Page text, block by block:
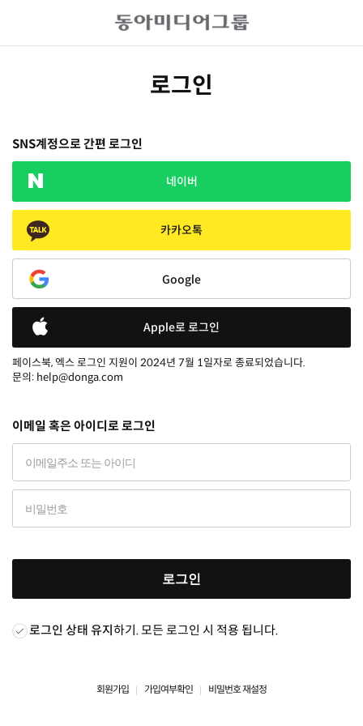
로그인
SNS계정으로 간편 로그인
네이버
카카오톡
Google
Apple로 로그인
페이스북, 엑스 로그인 지원이 2024년 7월 1일자로 종료되었습니다.
문의: help@donga.com
이메일 혹은 아이디로 로그인
로그인
로그인 상태 유지하기. 모든 로그인 시 적용 됩니다.
회원가입 가입여부확인 비밀번호 재설정